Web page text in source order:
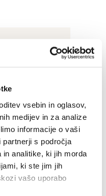
vsebin in oglasov,
medijev in za analize
informacije o vaši
partnerji s področja
in analitike, ki jih morda
ki ste jim jih
vašo uporabo